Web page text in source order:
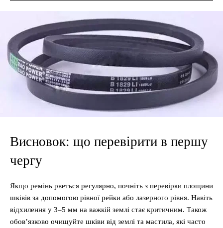
Висновок: що перевірити в першу
чергу
Якщо ремінь рветься регулярно, почніть з перевірки площини
шківів за допомогою рівної рейки або лазерного рівня. Навіть
відхилення у 3–5 мм на важкій землі стає критичним. Також
обов’язково очищуйте шківи від землі та мастила, які часто